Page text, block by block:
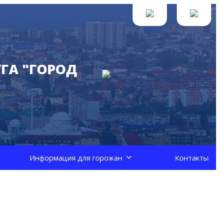
"ГОРОД
Информация для горожан Контакты